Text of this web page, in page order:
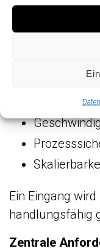
startet
Erst die
Ein Eingang
handlungsfähig
Zentrale